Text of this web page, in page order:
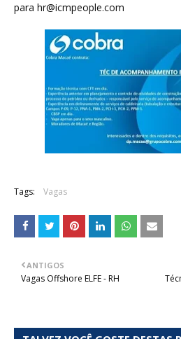
para hr@icmpeople.com
Tags: Vagas
ANTIGOS
Vagas Offshore ELFE - RH